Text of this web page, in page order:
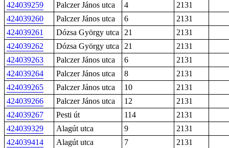
424039259
Palczer János utca 4
2131
424039260
Palczer János utca 6
2131
424039261
Dózsa György utca 21
2131
424039262
Dózsa György utca 21
2131
424039263
Palczer János utca 6
2131
424039264
Palczer János utca 8
2131
424039265
Palczer János utca 10
2131
424039266
Palczer János utca 12
2131
424039267
Pesti út 114
2131
424039329
Alagút utca 9
2131
424039414
Alagút utca 7
2131